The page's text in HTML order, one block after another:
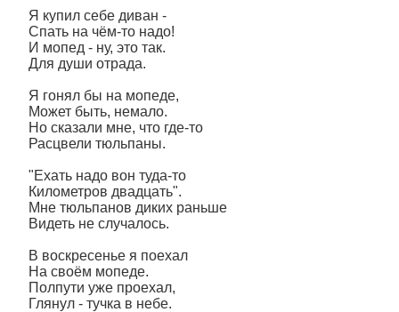
Я купил себе диван -
Спать на чём-то надо!
И мопед - ну, это так.
Для души отрада.
Я гонял бы на мопеде,
Может быть, немало.
Но сказали мне, что где-то
Расцвели тюльпаны.
"Ехать надо вон туда-то
Километров двадцать".
Мне тюльпанов диких раньше
Видеть не случалось.
В воскресенье я поехал
На своём мопеде.
Полпути уже проехал,
Глянул - тучка в небе.